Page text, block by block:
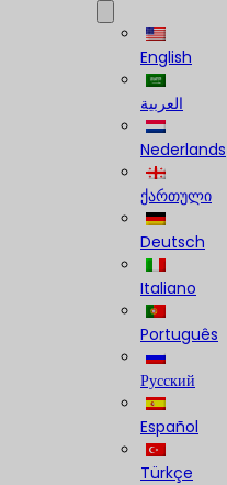
English
العربية
Nederlands
ქართული
Deutsch
Italiano
Português
Русский
Español
Türkçe